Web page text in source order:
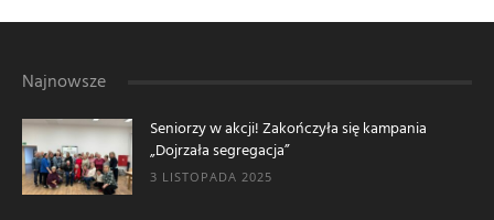
Najnowsze
Seniorzy w akcji! Zakończyła się kampania
„Dojrzała segregacja”
3 LISTOPADA 2025